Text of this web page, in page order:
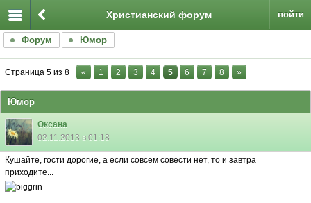
войти
Христианский форум
Форум Юмор
Страница 5 из 8 « 1 2 3 4 5 6 7 8 »
Юмор
Оксана
02.11.2013 в 01:18
Кушайте, гости дорогие, а если совсем совести нет, то и завтра
приходите...